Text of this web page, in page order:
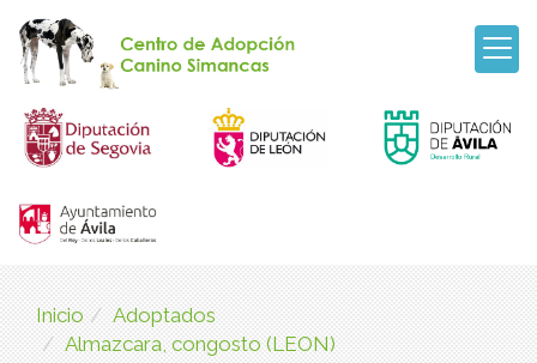
Inicio
Adoptados
Almazcara, congosto (LEON)